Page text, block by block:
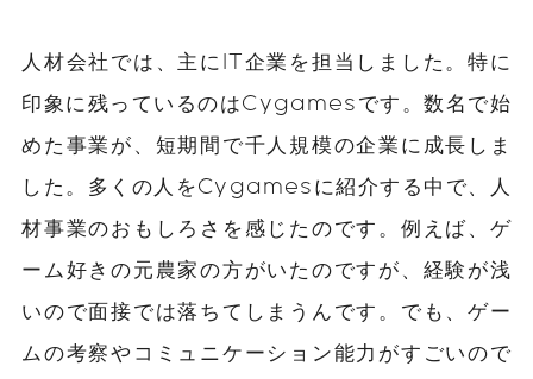
人材会社では、主にIT企業を担当しました。特に
印象に残っているのはCygamesです。数名 で始
めた事業が、 短期間で千人規模の企業に成長 しま
した。多くの人をCygamesに紹介する中で、人
材事業のおもしろさを感じたのです。例えば、ゲ
ーム好きの元農家の方がいたのですが、経験が浅
いので面接では落ちてしまうんです。でも、ゲー
ムの考察やコミュニケーション能力がすごいので